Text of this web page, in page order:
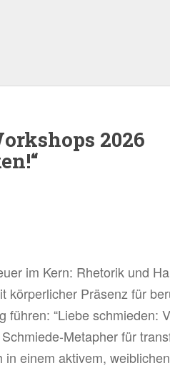
2026
im Kern: Rhetorik und
körperlicher Präsenz für
“Liebe schmieden:
Metapher für
einem aktivem,